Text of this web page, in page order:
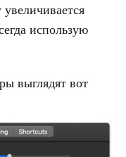
использую
выглядят вот